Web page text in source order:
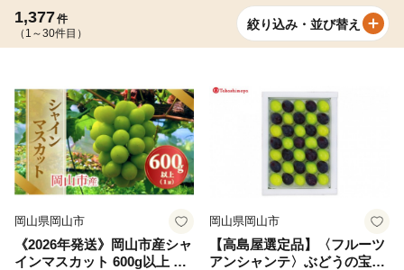
1,377件
（1～30件目）
絞り込み・並び替え
岡山県岡山市
《2026年発送》岡山市産シャ
インマスカット 600g以上 １
岡山県岡山市
【高島屋選定品】〈フルーツ
アンシャンテ〉ぶどうの宝石